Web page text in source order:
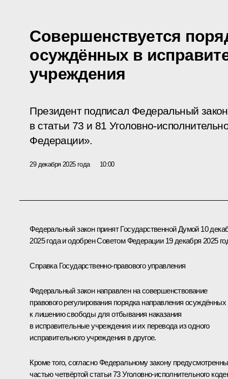
Совершенствуется
осуждённых в
учреждения
Президент подписал Федеральный
в статьи 73 и 81 Уголовно-
Федерации».
29 декабря 2025 года 10:00
Федеральный закон принят Государственной Думой 10
2025 года и одобрен Советом Федерации 19 декабря 2025
Справка Государственно-правового управления
Федеральный закон направлен на совершенствование
правового регулирования порядка направления осуждённых
к лишению свободы для отбывания наказания
в исправительные учреждения и их перевода из одного
исправительного учреждения в другое.
Кроме того, согласно Федеральному закону
частью четвёртой статьи 73 Уголовно-исполнительного